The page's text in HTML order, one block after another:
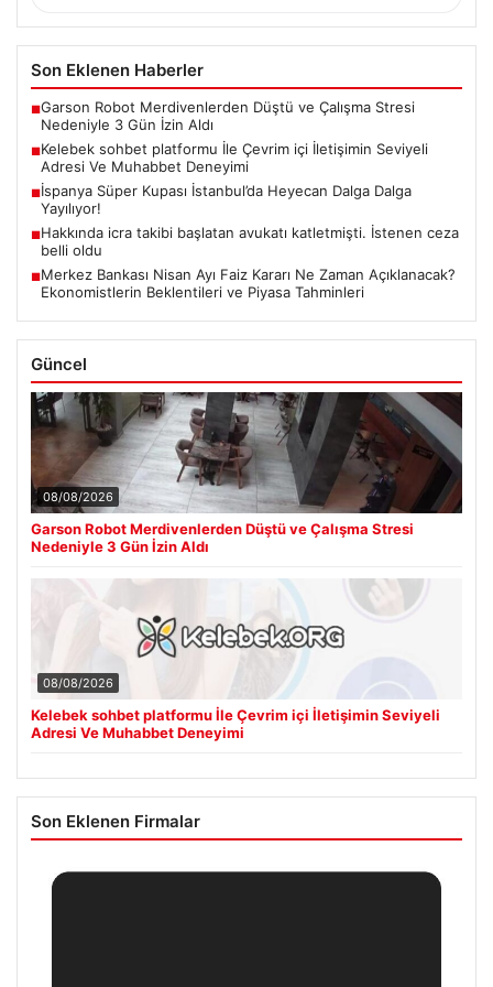
Son Eklenen Haberler
■Garson Robot Merdivenlerden Düştü ve Çalışma Stresi
Nedeniyle 3 Gün İzin Aldı
■Kelebek sohbet platformu İle Çevrim içi İletişimin Seviyeli
Adresi Ve Muhabbet Deneyimi
■İspanya Süper Kupası İstanbul’da Heyecan Dalga Dalga
Yayılıyor!
■Hakkında icra takibi başlatan avukatı katletmişti. İstenen ceza
belli oldu
■Merkez Bankası Nisan Ayı Faiz Kararı Ne Zaman Açıklanacak?
Ekonomistlerin Beklentileri ve Piyasa Tahminleri
Güncel
08/08/2026
Garson Robot Merdivenlerden Düştü ve Çalışma Stresi
Nedeniyle 3 Gün İzin Aldı
08/08/2026
Kelebek sohbet platformu İle Çevrim içi İletişimin Seviyeli
Adresi Ve Muhabbet Deneyimi
Son Eklenen Firmalar